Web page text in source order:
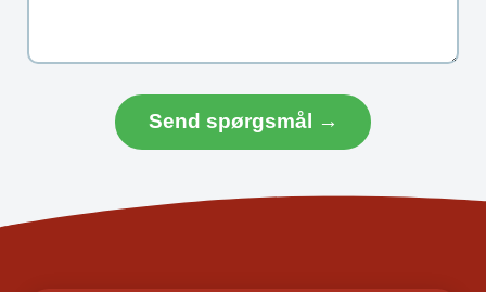
Send spørgsmål →